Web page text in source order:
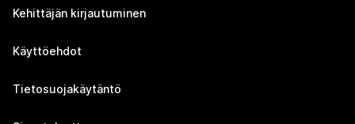
Kehittäjän kirjautuminen
Käyttöehdot
Tietosuojakäytäntö